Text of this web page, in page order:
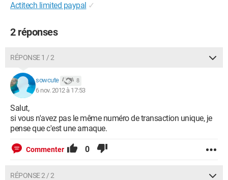
Actitech limited paypal ✓
2 réponses
RÉPONSE 1 / 2
sowcute 8
6 nov. 2012 à 17:53
Salut,
si vous n'avez pas le même numéro de transaction unique, je
pense que c'est une arnaque.
Commenter 0
RÉPONSE 2 / 2